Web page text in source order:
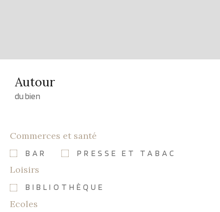
Autour
du bien
Commerces et santé
BAR PRESSE ET TABAC
Loisirs
BIBLIOTHÈQUE
Ecoles